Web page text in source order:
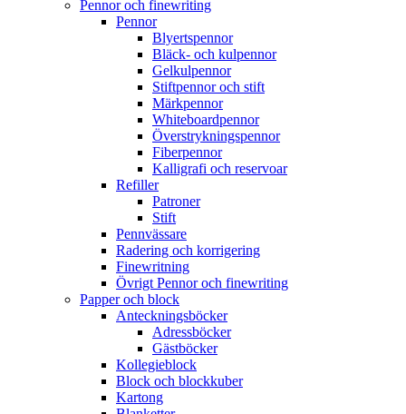
Pennor och finewriting
Pennor
Blyertspennor
Bläck- och kulpennor
Gelkulpennor
Stiftpennor och stift
Märkpennor
Whiteboardpennor
Överstrykningspennor
Fiberpennor
Kalligrafi och reservoar
Refiller
Patroner
Stift
Pennvässare
Radering och korrigering
Finewritning
Övrigt Pennor och finewriting
Papper och block
Anteckningsböcker
Adressböcker
Gästböcker
Kollegieblock
Block och blockkuber
Kartong